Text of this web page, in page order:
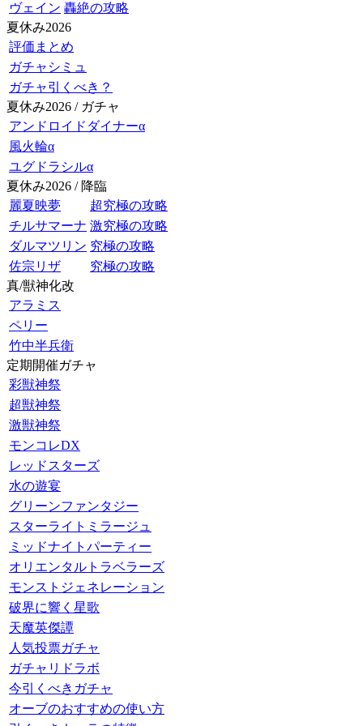
ヴェイン 轟絶の攻略
夏休み2026
評価まとめ
ガチャシミュ
ガチャ引くべき？
夏休み2026 / ガチャ
アンドロイドダイナーα
風火輪α
ユグドラシルα
夏休み2026 / 降臨
麗夏映夢
超究極の攻略
チルサマーナ 激究極の攻略
ダルマツリン 究極の攻略
佐宗リザ
究極の攻略
真/獣神化改
アラミス
ペリー
竹中半兵衛
定期開催ガチャ
彩獣神祭
超獣神祭
激獣神祭
モンコレDX
レッドスターズ
水の遊宴
グリーンファンタジー
スターライトミラージュ
ミッドナイトパーティー
オリエンタルトラベラーズ
モンストジェネレーション
破界に響く星歌
天魔英傑譚
人気投票ガチャ
ガチャリドラボ
今引くべきガチャ
オーブのおすすめの使い方